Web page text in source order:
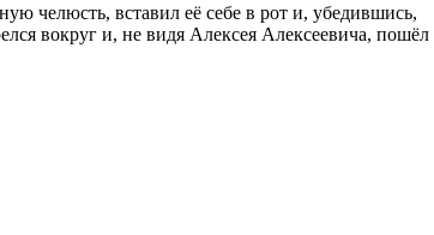
челюсть, вставил её себе в рот и, убедившись,
вокруг и, не видя Алексея Алексеевича, пошёл